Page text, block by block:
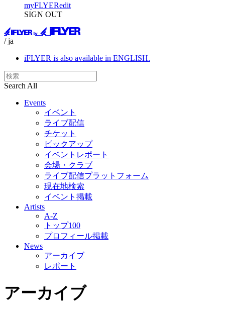
myFLYERedit
SIGN OUT
/ ja
iFLYER is also available in ENGLISH.
Search All
Events
イベント
ライブ配信
チケット
ピックアップ
イベントレポート
会場・クラブ
ライブ配信プラットフォーム
現在地検索
イベント掲載
Artists
A-Z
トップ100
プロフィール掲載
News
アーカイブ
レポート
アーカイブ